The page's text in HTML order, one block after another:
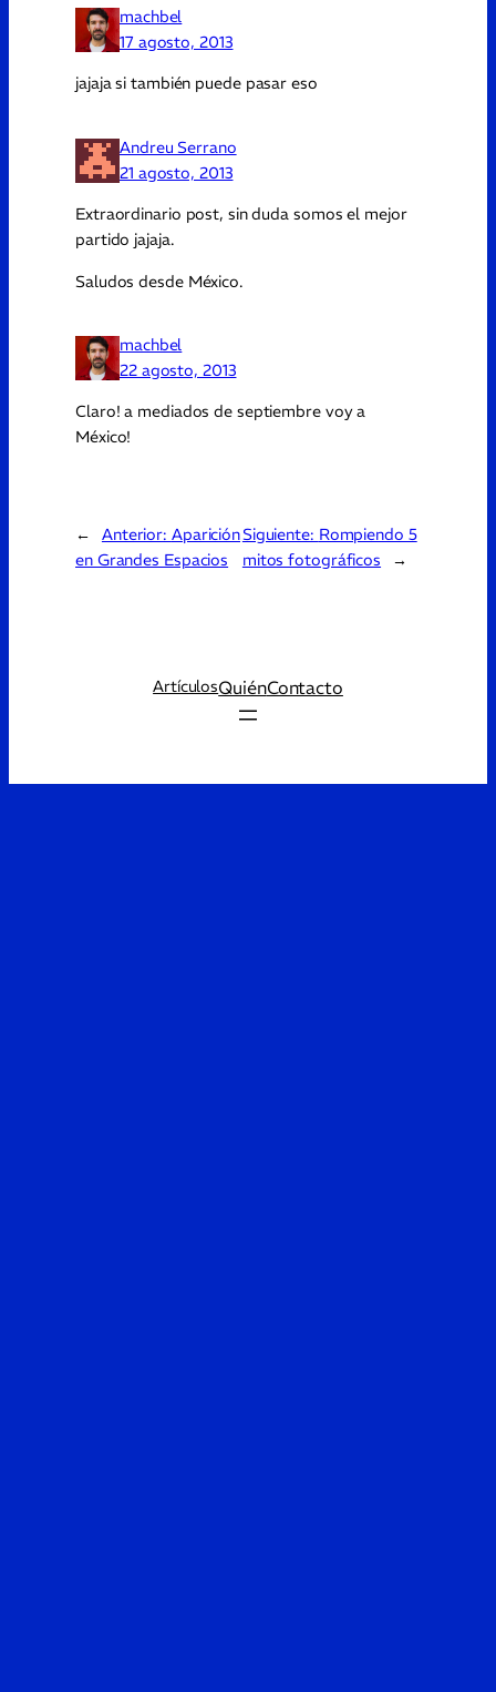
machbel
17 agosto, 2013
jajaja si también puede pasar eso
Andreu Serrano
21 agosto, 2013
Extraordinario post, sin duda somos el mejor
partido jajaja.
Saludos desde México.
machbel
22 agosto, 2013
Claro! a mediados de septiembre voy a
México!
← Anterior: Aparición
en Grandes Espacios
Siguiente: Rompiendo 5
mitos fotográficos
→
ArtículosQuiénContacto